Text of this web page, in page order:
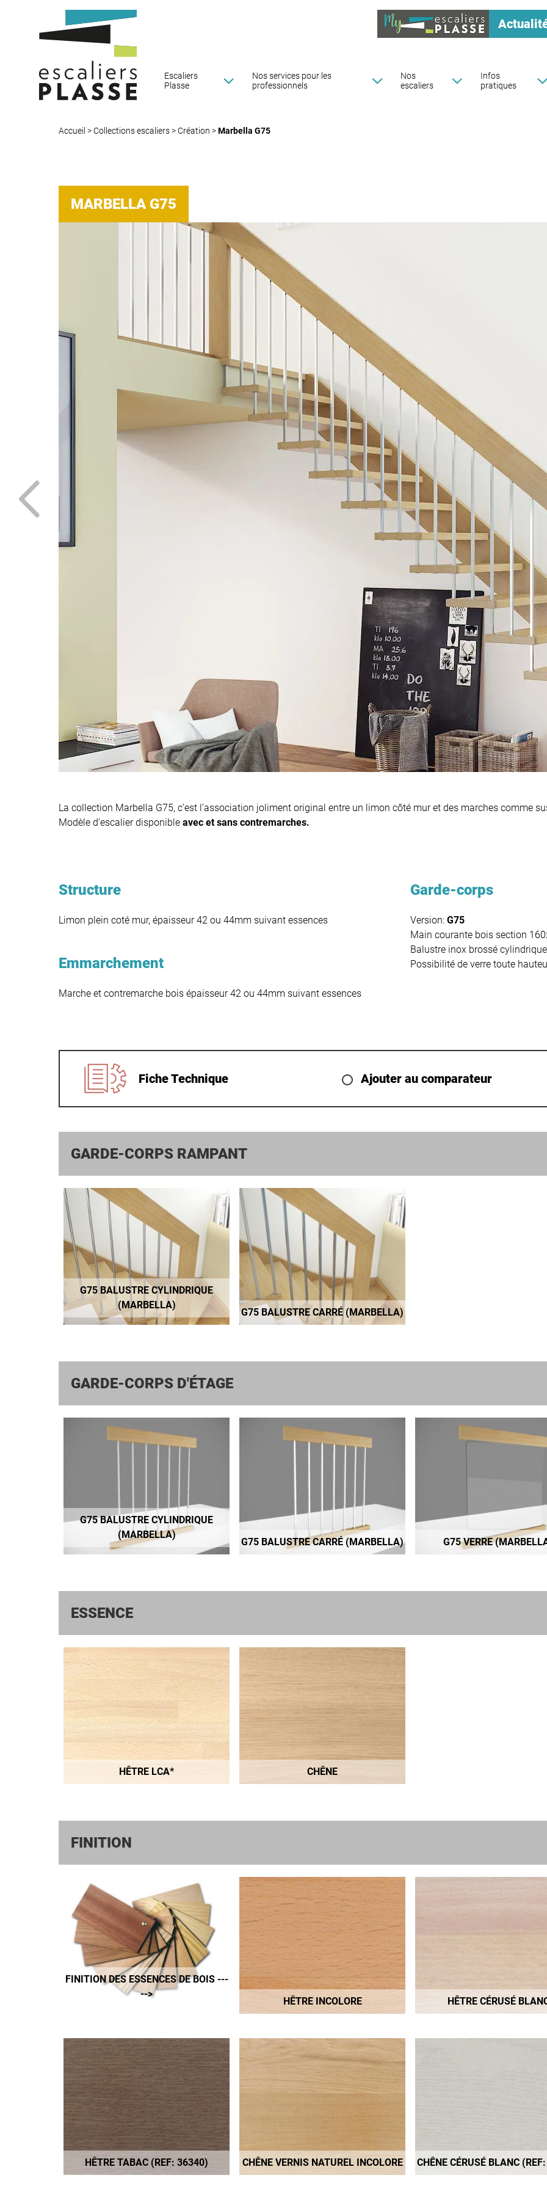
Escaliers
Plasse
Nos services pour les
professionnels
Nos
escaliers
Infos
pratiques
Accueil >Collections escaliers>Création >Marbella G75
MARBELLA G75
La collection Marbella G75, c’est l’association joliment original entre un limon côté mur et des marches comme
Modèle d’escalier disponible avec et sans contremarches.
Structure
Limon plein coté mur, épaisseur 42 ou 44mm suivant essences
Emmarchement
Marche et contremarche bois épaisseur 42 ou 44mm suivant essences
Garde-corps
Version: G75
Main courante bois section
Balustre inox brossé
Possibilité de verre toute
Fiche Technique Ajouter au comparateur
GARDE-CORPS RAMPANT
G75 BALUSTRE CYLINDRIQUE
(MARBELLA)
G75 BALUSTRE CARRÉ (MARBELLA)
GARDE-CORPS D'ÉTAGE
G75 BALUSTRE CYLINDRIQUE
(MARBELLA)
G75 BALUSTRE CARRÉ (MARBELLA) G75 VERRE
ESSENCE
HÊTRE LCA* CHÊNE
FINITION
FINITION DES ESSENCES DE BOIS ---
-->
HÊTRE INCOLORE HÊTRE CÉRUSÉ
HÊTRE TABAC (REF: 36340) CHÊNE VERNIS NATUREL INCOLORE CHÊNE CÉRUSÉ BLANC